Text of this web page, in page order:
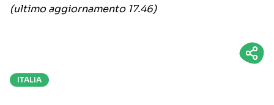
(ultimo aggiornamento 17.46)
ITALIA